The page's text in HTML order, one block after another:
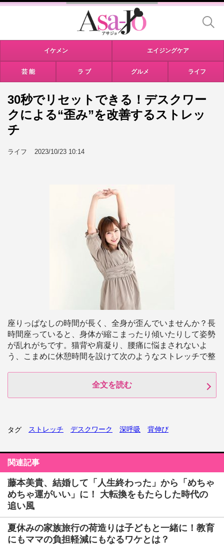
イケメン エイジングケア
芸 能 ラ ブ グルメ ライフ
30秒でリセットできる！デスクワー
クによる“歪み”を改善するストレッ
チ
ライフ 2023/10/23 10:14
座りっぱなしの時間が長く、全身が歪んでいませんか？長
時間座っていると、身体が縮こまったり傾いたりして姿勢
が乱れがちです。猫背や肩凝り、腰痛に悩まされないよ
う、こまめに休憩時間を設けて次のようなストレッチで整
全文を読む
タグ ストレッチ デスクワーク 深呼吸 背伸び
関連記事
藤本美貴、結婚して「人生終わった」から「めちゃ
めちゃ運がいい」に！ 大転換をもたらした時代の
追い風
夏休みの家族旅行の荷造りは子どもと一緒に！教育
にもママの負担軽減にもなるワケとは？